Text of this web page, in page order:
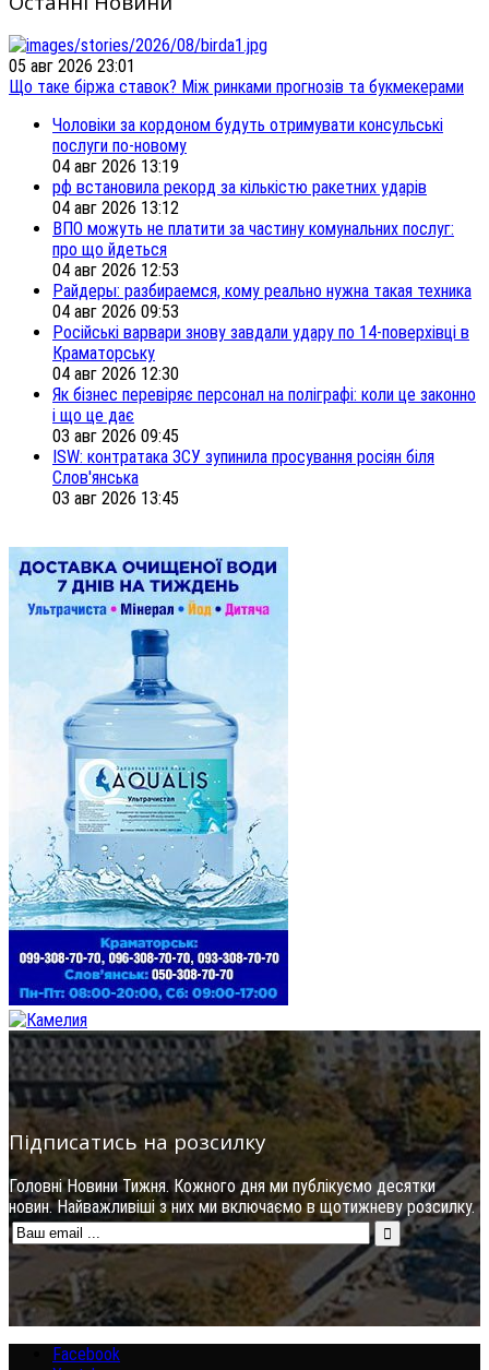
05 авг 2026 23:01
Що таке біржа ставок? Між ринками прогнозів та букмекерами
Чоловіки за кордоном будуть отримувати консульські
послуги по-новому
04 авг 2026 13:19
рф встановила рекорд за кількістю ракетних ударів
04 авг 2026 13:12
ВПО можуть не платити за частину комунальних послуг:
про що йдеться
04 авг 2026 12:53
Райдеры: разбираемся, кому реально нужна такая техника
04 авг 2026 09:53
Російські варвари знову завдали удару по 14-поверхівці в
Краматорську
04 авг 2026 12:30
Як бізнес перевіряє персонал на поліграфі: коли це законно
і що це дає
03 авг 2026 09:45
ISW: контратака ЗСУ зупинила просування росіян біля
Слов'янська
03 авг 2026 13:45
Підписатись на розсилку
Головні Новини Тижня. Кожного дня ми публікуємо десятки
новин. Найважливіші з них ми включаємо в щотижневу розсилку.
Facebook